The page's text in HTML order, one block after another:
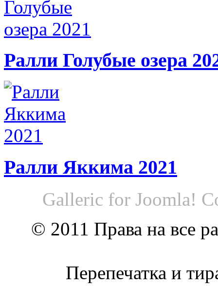
Ралли Голубые озера
Ралли Яккима 2021
Galleric for Joomla!
© 2011 Права на все
Перепечатка и